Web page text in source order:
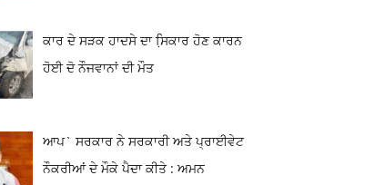
ਕਾਰ ਦੇ ਸੜਕ ਹਾਦਸੇ ਦਾ ਸਿ਼ਕਾਰ ਹੋਣ ਕਾਰਨ
ਹੋਈ ਦੋ ਨੌਜਵਾਨਾਂ ਦੀ ਮੌਤ
ਆਪ` ਸਰਕਾਰ ਨੇ ਸਰਕਾਰੀ ਅਤੇ ਪ੍ਰਾਈਵੇਟ
ਨੌਕਰੀਆਂ ਦੇ ਮੌਕੇ ਪੈਦਾ ਕੀਤੇ : ਅਮਨ